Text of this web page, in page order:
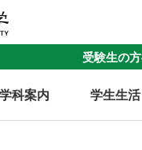
受験生の
学科案内 学生生活